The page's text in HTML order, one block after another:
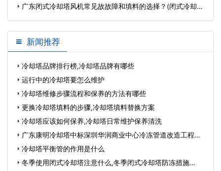
广东闭式冷却塔风机常见故故障和填料的选择？(闭式冷却塔
原理图)…
新闻推荐
冷却塔品牌排行榜,冷却塔品牌有哪些
运行中的冷却塔要怎么维护
冷却塔维修步骤流程和保养的方法有哪些
更换冷却塔填料的步骤,冷却塔填料替换方案
冷却塔应该如何保养,冷却塔日常维护保养清洗
广东康明冷却塔中标深圳华润商业中心冷冻管道改造工程…
冷却塔平衡管的作用是什么
冬季使用闭式冷却塔注意什么,冬季闭式冷却塔防冻措施…